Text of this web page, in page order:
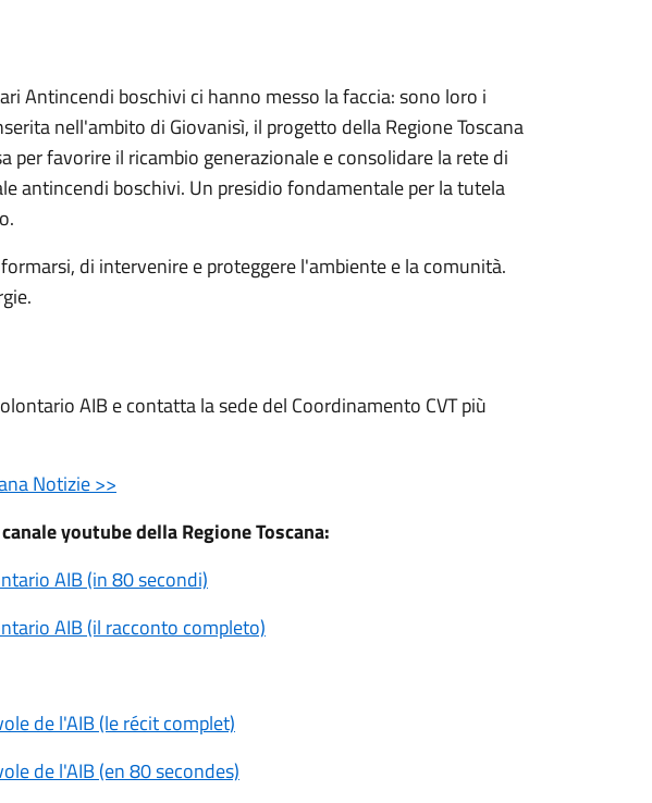
Antincendi boschivi ci hanno messo la faccia: sono loro i
nell'ambito di Giovanisì, il progetto della Regione Toscana
per favorire il ricambio generazionale e consolidare la rete di
antincendi boschivi. Un presidio fondamentale per la tutela
di intervenire e proteggere l'ambiente e la comunità.
AIB e contatta la sede del Coordinamento CVT più
Notizie >>
youtube della Regione Toscana:
AIB (in 80 secondi)
AIB (il racconto completo)
de l'AIB (le récit complet)
de l'AIB (en 80 secondes)